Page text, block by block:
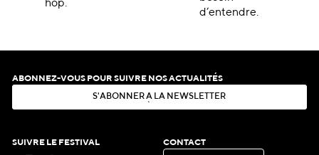
hop.
d’entendre.
ABONNEZ-VOUS POUR SUIVRE NOS ACTUALITÉS
S'ABON N ER À LA N EWSLE ER
SUIVRE LE FESTIVAL CONTACT